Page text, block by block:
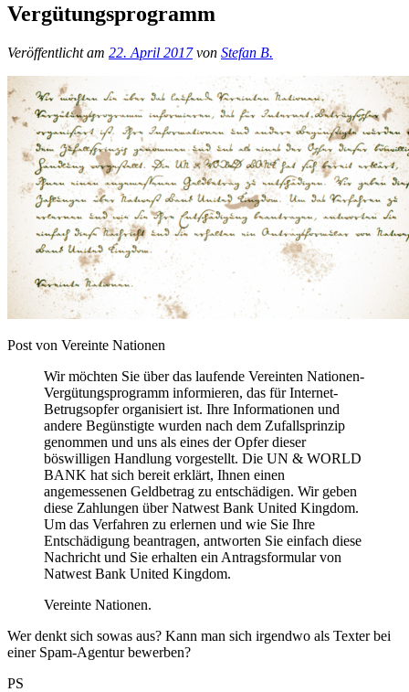
Vergütungsprogramm
Veröffentlicht am 22. April 2017 von Stefan B.
Post von Vereinte Nationen
Wir möchten Sie über das laufende Vereinten Nationen-
Vergütungsprogramm informieren, das für Internet-
Betrugsopfer organisiert ist. Ihre Informationen und
andere Begünstigte wurden nach dem Zufallsprinzip
genommen und uns als eines der Opfer dieser
böswilligen Handlung vorgestellt. Die UN & WORLD
BANK hat sich bereit erklärt, Ihnen einen
angemessenen Geldbetrag zu entschädigen. Wir geben
diese Zahlungen über Natwest Bank United Kingdom.
Um das Verfahren zu erlernen und wie Sie Ihre
Entschädigung beantragen, antworten Sie einfach diese
Nachricht und Sie erhalten ein Antragsformular von
Natwest Bank United Kingdom.
Vereinte Nationen.
Wer denkt sich sowas aus? Kann man sich irgendwo als Texter bei
einer Spam-Agentur bewerben?
PS